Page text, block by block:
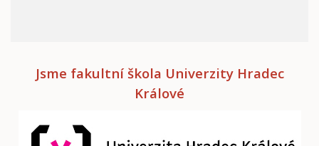
Jsme fakultní škola Univerzity Hradec
Králové